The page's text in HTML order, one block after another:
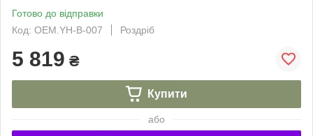
Готово до відправки
Код: OEM.YH-B-007
Роздріб
5 819 ₴
Купити
або